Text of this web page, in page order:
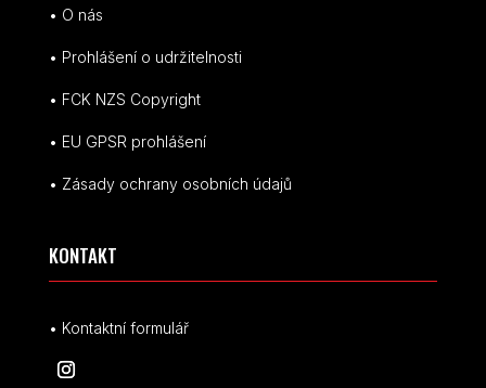
• O nás
• Prohlášení o udržitelnosti
• FCK NZS Copyright
• EU GPSR prohlášení
• Zásady ochrany osobních údajů
KONTAKT
• Kontaktní formulář